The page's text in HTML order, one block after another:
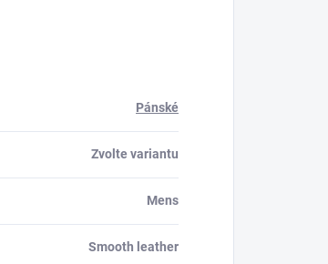
Pánské
Zvolte variantu
Mens
Smooth leather